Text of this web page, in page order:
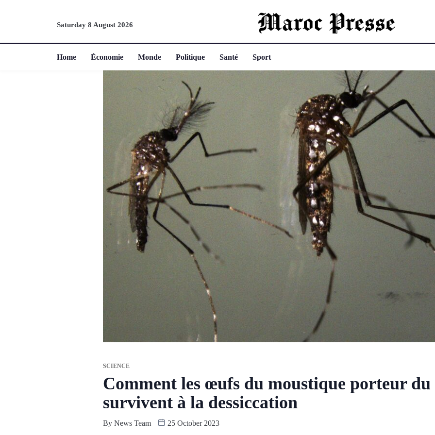
Saturday 8 August 2026
Home Économie Monde Politique Santé Sport
SCIENCE
Comment les œufs du moustique porteur
survivent à la dessiccation
By News Team 25 October 2023